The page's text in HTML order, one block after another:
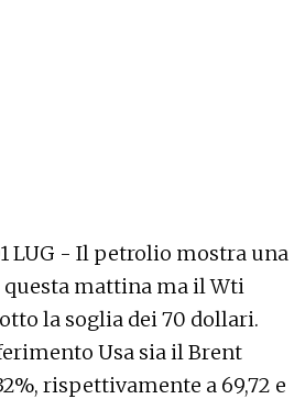
LUG - Il petrolio mostra una
mattina ma il Wti
la soglia dei 70 dollari.
Usa sia il Brent
rispettivamente a 69,72 e